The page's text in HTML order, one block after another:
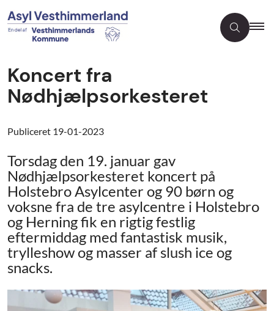
Koncert fra
Nødhjælpsorkesteret
Publiceret 19-01-2023
Torsdag den 19. januar gav
Nødhjælpsorkesteret koncert på
Holstebro Asylcenter og 90 børn og
voksne fra de tre asylcentre i Holstebro
og Herning fik en rigtig festlig
eftermiddag med fantastisk musik,
trylleshow og masser af slush ice og
snacks.